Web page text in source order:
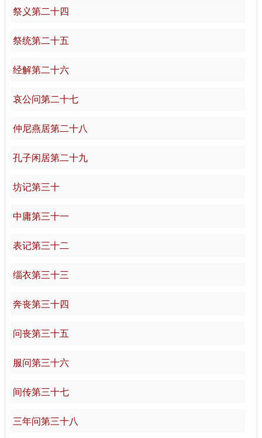
祭义第二十四
祭统第二十五
经解第二十六
哀公问第二十七
仲尼燕居第二十八
孔子闲居第二十九
坊记第三十
中庸第三十一
表记第三十二
缁衣第三十三
奔丧第三十四
问丧第三十五
服问第三十六
间传第三十七
三年问第三十八